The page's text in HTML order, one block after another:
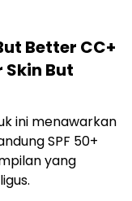
Better CC+
But
ini menawarkan
SPF 50+
yang